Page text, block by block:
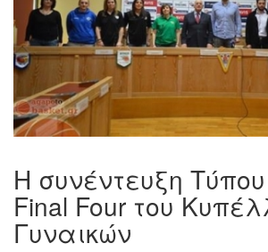
Η συνέντευξη
Final Four του
Γυναικών